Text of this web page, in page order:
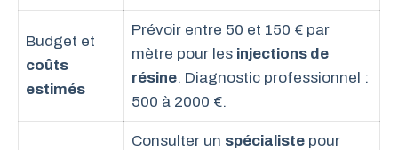
Budget et
coûts
estimés
Prévoir entre 50 et 150 € par
mètre pour les injections de
résine. Diagnostic professionnel :
500 à 2000 €.
Consulter un spécialiste pour